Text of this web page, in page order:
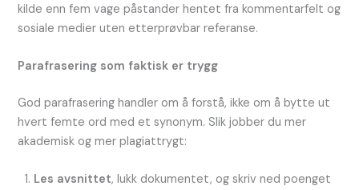
kilde enn fem vage påstander hentet fra kommentarfelt og
sosiale medier uten etterprøvbar referanse.
Parafrasering som faktisk er trygg
God parafrasering handler om å forstå, ikke om å bytte ut
hvert femte ord med et synonym. Slik jobber du mer
akademisk og mer plagiattrygt:
Les avsnittet, lukk dokumentet, og skriv ned poenget